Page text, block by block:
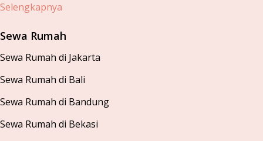
Selengkapnya
Sewa Rumah
Sewa Rumah di Jakarta
Sewa Rumah di Bali
Sewa Rumah di Bandung
Sewa Rumah di Bekasi